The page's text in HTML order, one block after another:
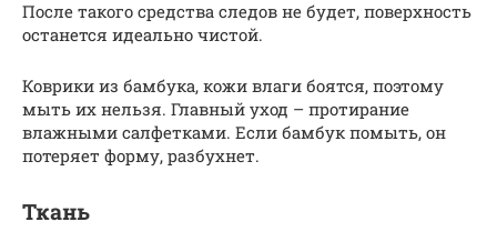
После такого средства следов не будет, поверхность
останется идеально чистой.
Коврики из бамбука, кожи влаги боятся, поэтому
мыть их нельзя. Главный уход – протирание
влажными салфетками. Если бамбук помыть, он
потеряет форму, разбухнет.
Ткань